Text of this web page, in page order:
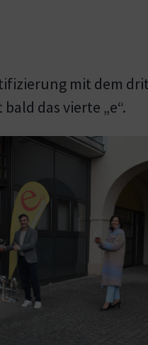
mit dem
das vierte „e“.